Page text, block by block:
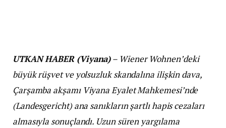
UTKAN HABER (Viyana)– Wiener Wohnen’deki
büyük rüşvet ve yolsuzluk skandalına ilişkin dava,
Çarşamba akşamı Viyana Eyalet Mahkemesi’nde
(Landesgericht) ana sanıkların şartlı hapis cezaları
almasıyla sonuçlandı. Uzun süren yargılama